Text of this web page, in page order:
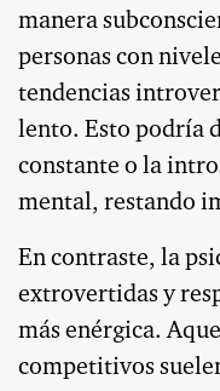
manera
personas con
tendencias
lento. Esto podría
constante o la
mental, restando
En contraste, la
extrovertidas y
más enérgica.
competitivos